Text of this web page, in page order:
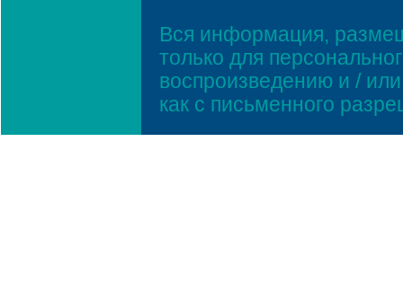
Вся информация,
только для
воспроизведению и /
как с письменного